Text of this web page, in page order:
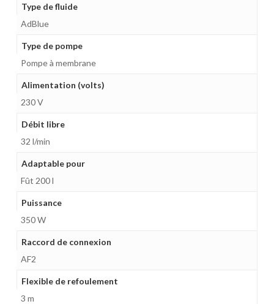
Type de fluide
AdBlue
Type de pompe
Pompe à membrane
Alimentation (volts)
230 V
Débit libre
32 l/min
Adaptable pour
Fût 200 l
Puissance
350 W
Raccord de connexion
AF2
Flexible de refoulement
3 m